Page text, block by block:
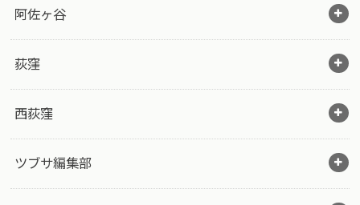
阿佐ヶ谷
荻窪
西荻窪
ツブサ編集部